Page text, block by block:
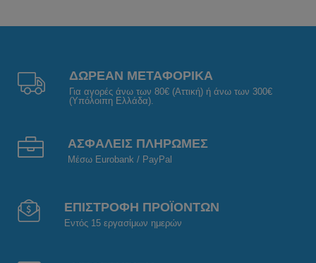
ΔΩΡΕΑΝ ΜΕΤΑΦΟΡΙΚΑ
Για αγορές άνω των 80€ (Αττική) ή άνω των 300€
(Υπόλοιπη Ελλάδα).
ΑΣΦΑΛΕΙΣ ΠΛΗΡΩΜΕΣ
Μέσω Eurobank / PayPal
ΕΠΙΣΤΡΟΦΗ ΠΡΟΪΟΝΤΩΝ
Εντός 15 εργασίμων ημερών